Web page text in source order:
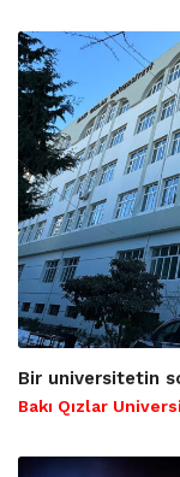
Bir universitetin
Bakı Qızlar